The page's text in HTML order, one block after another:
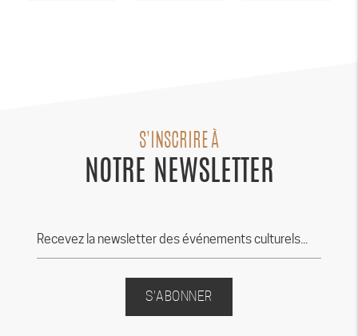
S'INSCRIRE À
NOTRE NEWSLETTER
S'ABONNER